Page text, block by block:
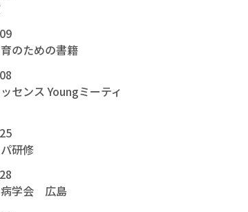
のための書籍
センス Youngミーティ
研修
病学会 広島